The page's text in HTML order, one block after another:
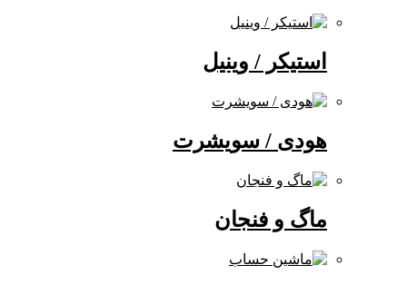
استیکر / وینیل
هودی / سویشرت
ماگ و فنجان